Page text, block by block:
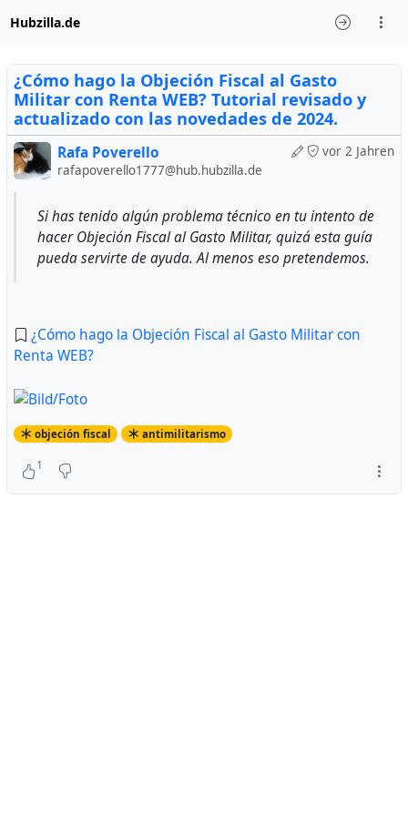
Hubzilla.de
¿Cómo hago la Objeción Fiscal al Gasto
Militar con Renta WEB? Tutorial revisado y
actualizado con las novedades de 2024.
vor 2 Jahren
Rafa Poverello
rafapoverello1777@hub.hubzilla.de
Si has tenido algún problema técnico en tu intento de
hacer Objeción Fiscal al Gasto Militar, quizá esta guía
pueda servirte de ayuda. Al menos eso pretendemos.
¿Cómo hago la Objeción Fiscal al Gasto Militar con
Renta WEB?
objeción fiscal antimilitarismo
1